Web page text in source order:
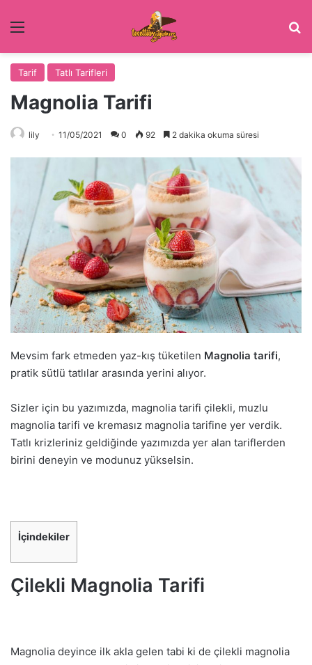
Menü
Tarif Tatlı Tarifleri
Magnolia Tarifi
lily 11/05/2021 0 92 2 dakika okuma süresi
Mevsim fark etmeden yaz-kış tüketilen Magnolia tarifi,
pratik sütlü tatlılar arasında yerini alıyor.
Sizler için bu yazımızda, magnolia tarifi çilekli, muzlu
magnolia tarifi ve kremasız magnolia tarifine yer verdik.
Tatlı krizleriniz geldiğinde yazımızda yer alan tariflerden
birini deneyin ve modunuz yükselsin.
İçindekiler
Çilekli Magnolia Tarifi
Magnolia deyince ilk akla gelen tabi ki de çilekli magnolia